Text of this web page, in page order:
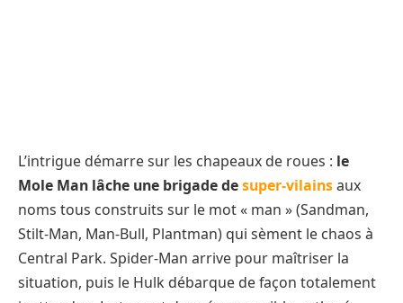
L’intrigue démarre sur les chapeaux de roues : le
Mole Man lâche une brigade desuper-vilainsaux
noms tous construits sur le mot « man » (Sandman,
Stilt-Man, Man-Bull, Plantman) qui sèment le chaos à
Central Park. Spider-Man arrive pour maîtriser la
situation, puis le Hulk débarque de façon totalement